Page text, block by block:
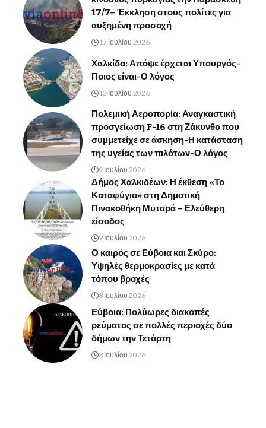
17/7– Έκκληση στους πολίτες για
αυξημένη προσοχή
17 Ιουλίου 2026
Χαλκίδα: Απόψε έρχεται Υπουργός-
Ποιος είναι-Ο λόγος
13 Ιουλίου 2026
Πολεμική Αεροπορία: Αναγκαστική
προσγείωση F-16 στη Ζάκυνθο που
συμμετείχε σε άσκηση-Η κατάσταση
της υγείας των πιλότων-Ο λόγος
9 Ιουλίου 2026
Δήμος Χαλκιδέων: Η έκθεση «Το
Καταφύγιο» στη Δημοτική
Πινακοθήκη Μυταρά – Ελεύθερη
είσοδος
9 Ιουλίου 2026
Ο καιρός σε Εύβοια και Σκύρο:
Υψηλές θερμοκρασίες με κατά
τόπου βροχές
8 Ιουλίου 2026
Εύβοια: Πολύωρες διακοπές
ρεύματος σε πολλές περιοχές δύο
δήμων την Τετάρτη
8 Ιουλίου 2026